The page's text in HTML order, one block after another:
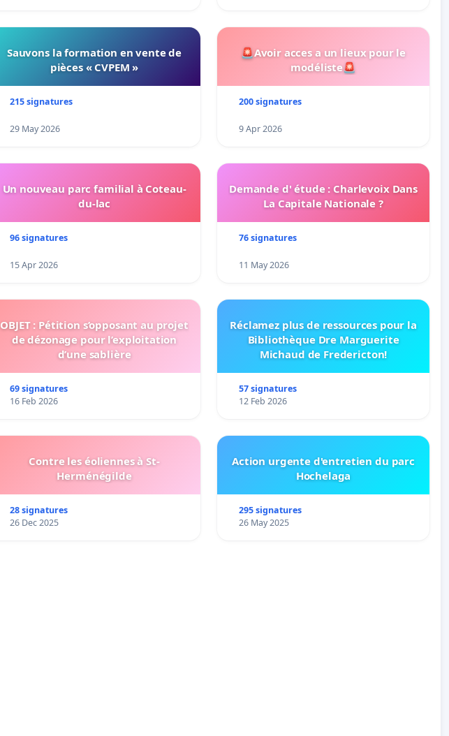
Sauvons la formation en vente de
pièces « CVPEM »
215 signatures
29 May 2026
🚨Avoir acces a un lieux pour le
modéliste🚨
200 signatures
9 Apr 2026
Un nouveau parc familial à Coteau-
du-lac
96 signatures
15 Apr 2026
Demande d' étude : Charlevoix Dans
La Capitale Nationale ?
76 signatures
11 May 2026
OBJET : Pétition s’opposant au projet
de dézonage pour l’exploitation
d’une sablière
69 signatures
16 Feb 2026
Réclamez plus de ressources pour la
Bibliothèque Dre Marguerite
Michaud de Fredericton!
57 signatures
12 Feb 2026
Contre les éoliennes à St-
Herménégilde
28 signatures
26 Dec 2025
Action urgente d'entretien du parc
Hochelaga
295 signatures
26 May 2025